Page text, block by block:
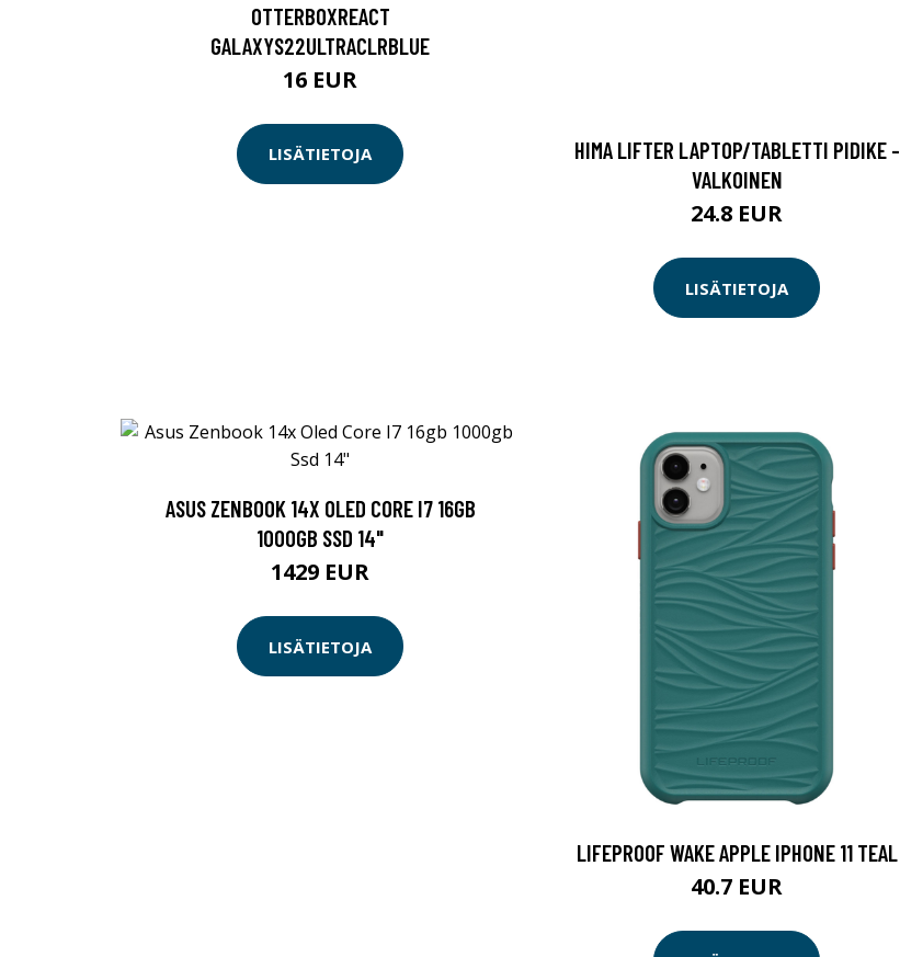
OTTERBOXREACT
GALAXYS22ULTRACLRBLUE
16 EUR
LISÄTIETOJA
HIMA LIFTER LAPTOP/TABLETTI PIDIKE -
VALKOINEN
24.8 EUR
LISÄTIETOJA
ASUS ZENBOOK 14X OLED CORE I7 16GB
1000GB SSD 14"
1429 EUR
LISÄTIETOJA
LIFEPROOF WAKE APPLE IPHONE 11 TEAL
40.7 EUR